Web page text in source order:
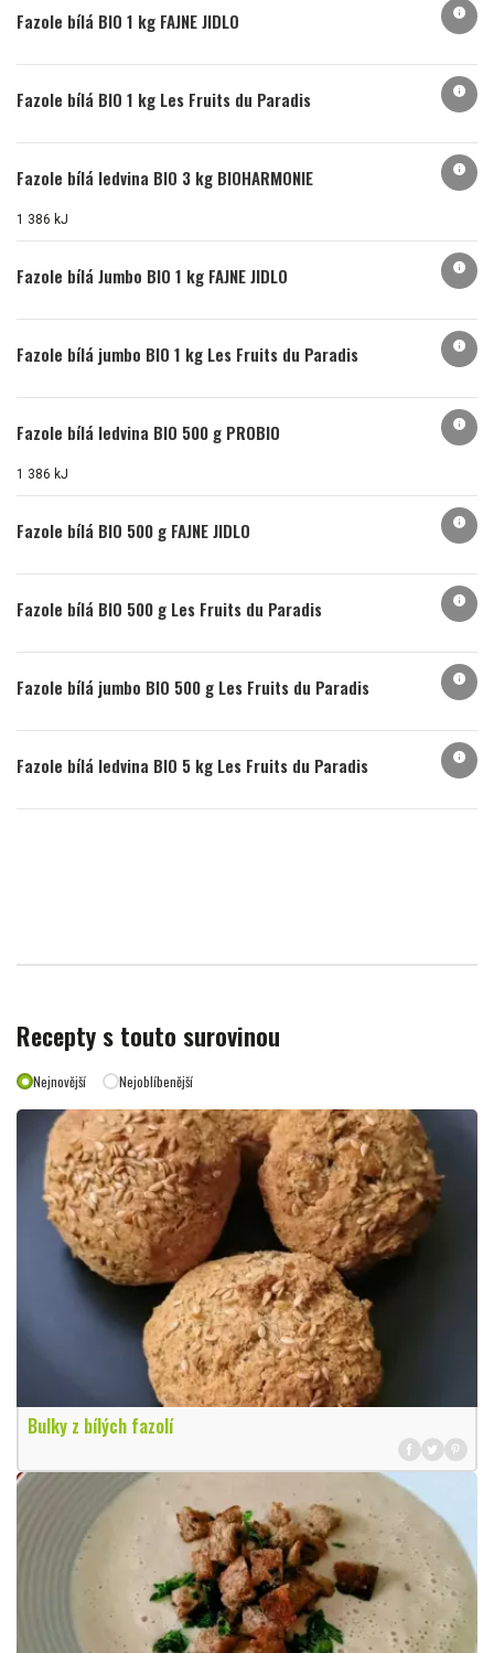
Fazole bílá BIO 1 kg FAJNE JIDLO info
Fazole bílá BIO 1 kg Les Fruits du Paradis info
Fazole bílá ledvina BIO 3 kg BIOHARMONIE
1 386 kJ
info
Fazole bílá Jumbo BIO 1 kg FAJNE JIDLO info
Fazole bílá jumbo BIO 1 kg Les Fruits du Paradis info
Fazole bílá ledvina BIO 500 g PROBIO
1 386 kJ
info
Fazole bílá BIO 500 g FAJNE JIDLO info
Fazole bílá BIO 500 g Les Fruits du Paradis info
Fazole bílá jumbo BIO 500 g Les Fruits du Paradis info
Fazole bílá ledvina BIO 5 kg Les Fruits du Paradis info
Recepty s touto surovinou
Nejnovější Nejoblíbenější
Bulky z bílých fazolí